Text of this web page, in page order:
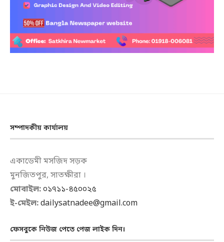
সম্পাদকীয় কার্যালয়
একাডেমী মসজিদ সড়ক
মুনজিতপুর, সাতক্ষীরা ।
মোবাইল:০১৭১১-৪৫০০২৫
ই-মেইল:dailysatnadee@gmail.com
ফেসবুকে নিউজ পেতে পেজ লাইক দিন।